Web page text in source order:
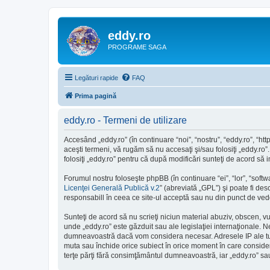
eddy.ro
PROGRAME SAGA
Legături rapide FAQ
Prima pagină
eddy.ro - Termeni de utilizare
Accesând „eddy.ro” (în continuare “noi”, “nostru”, “eddy.ro”,
aceşti termeni, vă rugăm să nu accesaţi şi/sau folosiţi
folosiţi „eddy.ro” pentru că după modificări sunteţi de acord
Forumul nostru foloseşte phpBB (în continuare “ei”, “lor”,
Licenţei Generală Publică v.2” (abreviată „GPL”) şi poate fi
responsabill în ceea ce site-ul acceptă sau nu din punct de
Sunteţi de acord să nu scrieţi niciun material abuziv, obscen,
unde „eddy.ro” este găzduit sau ale legislaţiei internaţionale.
dumneavoastră dacă vom considera necesar. Adresele IP ale
muta sau închide orice subiect în orice moment în care
terţe părţi fără consimţământul dumneavoastră, iar „eddy.ro”